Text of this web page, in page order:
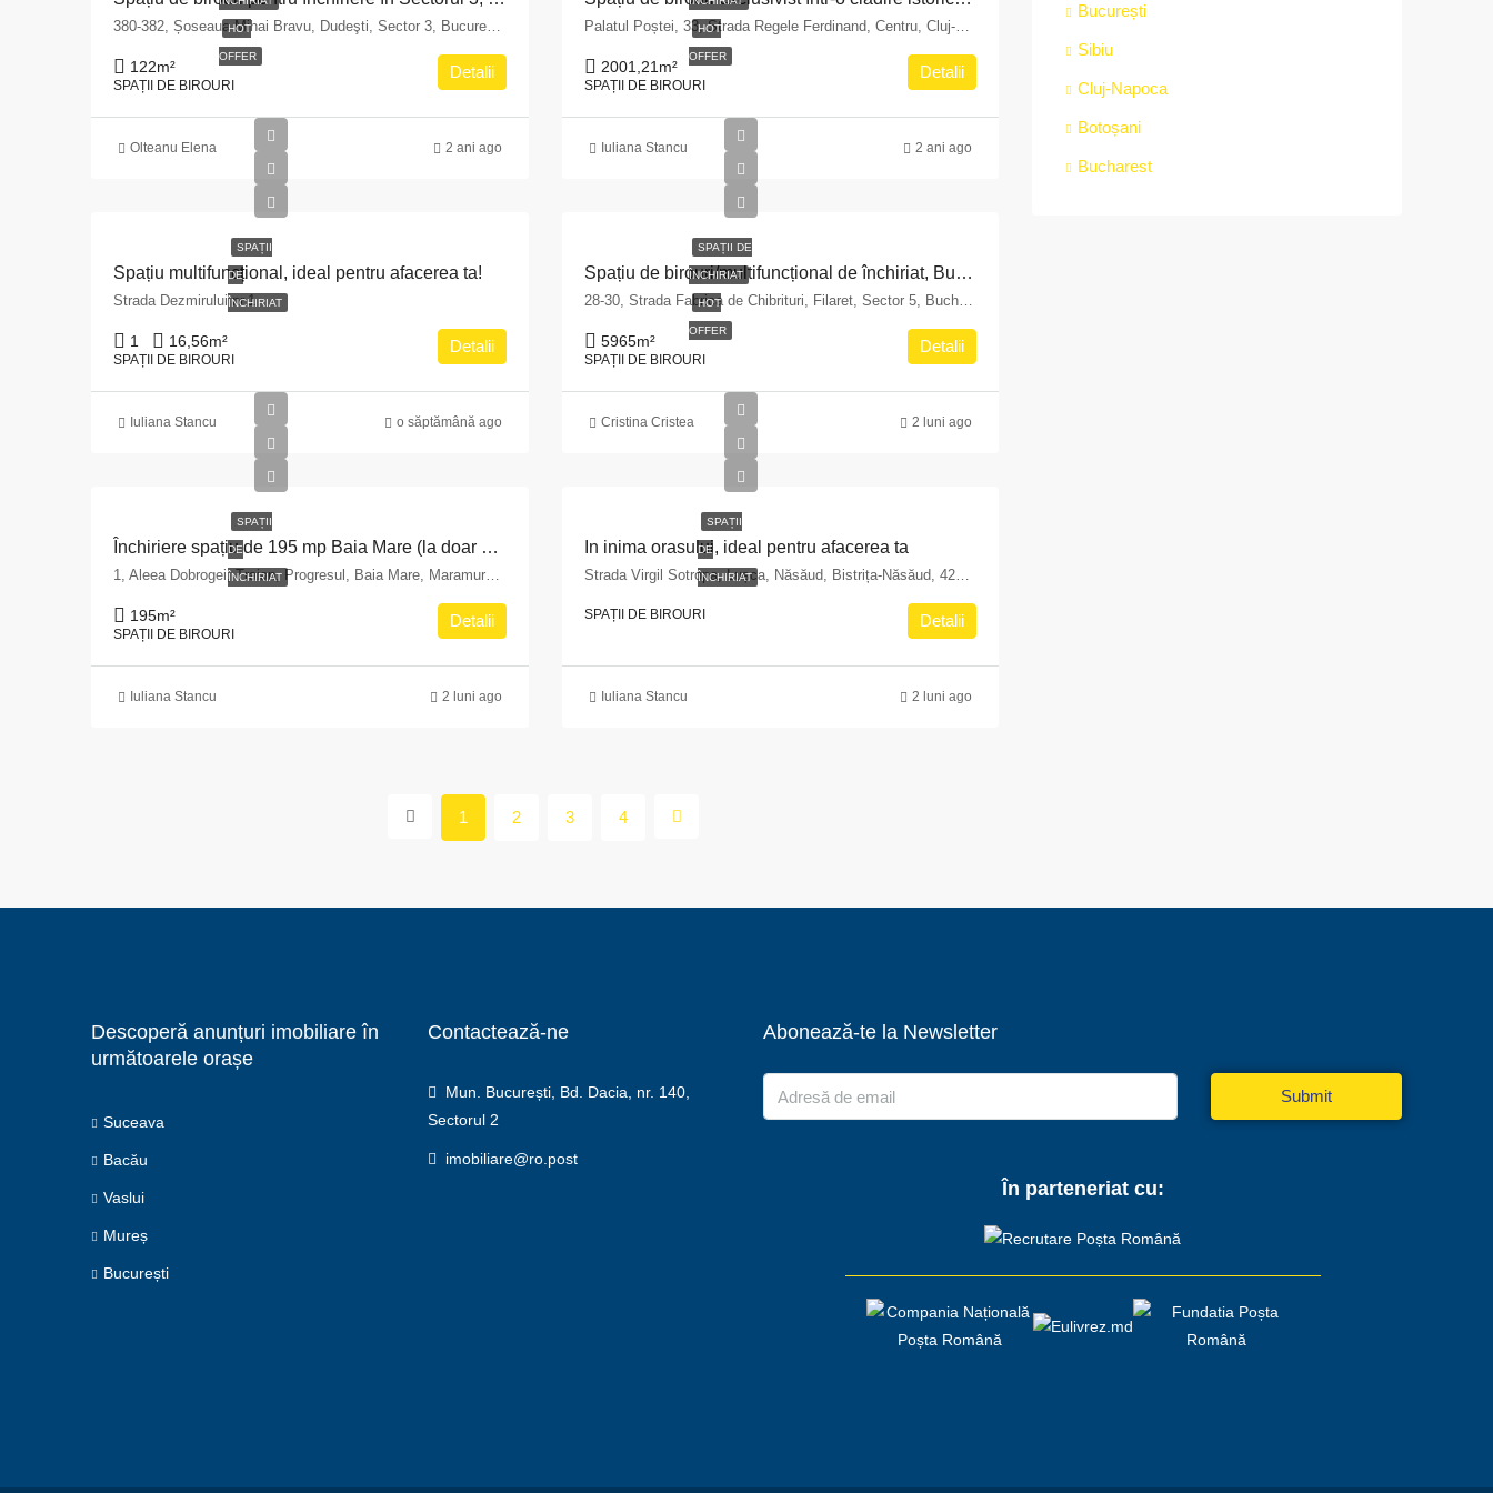
HOT
OFFER
380-382, Șoseaua Mihai Bravu, Dudeşti, Sector 3, București, 030324, România
122m²
SPAȚII DE BIROURI
Detalii
Olteanu Elena 2 ani ago
HOT
OFFER
Palatul Poștei, 33, Strada Regele Ferdinand, Centru, Cluj-Napoca, Zona Metropolitană Cluj, Cluj, 400110, România
2001,21 m²
SPAȚII DE BIROURI
Detalii
Iuliana Stancu 2 ani ago
SPAȚII
DE
ÎNCHIRIAT
Spațiu multifuncțional, ideal pentru afacerea ta!
Strada Dezmirului nr.1
1 16,56m²
SPAȚII DE BIROURI
Detalii
Iuliana Stancu o săptămână ago
SPAȚII DE
ÎNCHIRIAT
HOT
OFFER
Spațiu de birouri/multifuncțional de închiriat, București, Sector 5 – zona Fabrica de Chibrituri
28-30, Strada Fabrica de Chibrituri, Filaret, Sector 5, Bucharest, 040542, Romania
5965m²
SPAȚII DE BIROURI
Detalii
Cristina Cristea 2 luni ago
SPAȚII
DE
ÎNCHIRIAT
Închiriere spațiu de 195 mp Baia Mare (la doar 3 km de centru)
1, Aleea Dobrogei, Traian, Progresul, Baia Mare, Maramureș, 430191, Romania
195m²
SPAȚII DE BIROURI
Detalii
Iuliana Stancu 2 luni ago
SPAȚII
DE
ÎNCHIRIAT
In inima orasului, ideal pentru afacerea ta
Strada Virgil Sotropa, Lușca, Năsăud, Bistrița-Năsăud, 425202, Romania
SPAȚII DE BIROURI Detalii
Iuliana Stancu 2 luni ago
1 2 3 4
București
Sibiu
Cluj-Napoca
Botoșani
Bucharest
Descoperă anunțuri imobiliare în
următoarele orașe
Suceava
Bacău
Vaslui
Mureș
București
Contactează-ne
Mun. București, Bd. Dacia, nr. 140,
Sectorul 2
imobiliare@ro.post
Abonează-te la Newsletter
Submit
În parteneriat cu: